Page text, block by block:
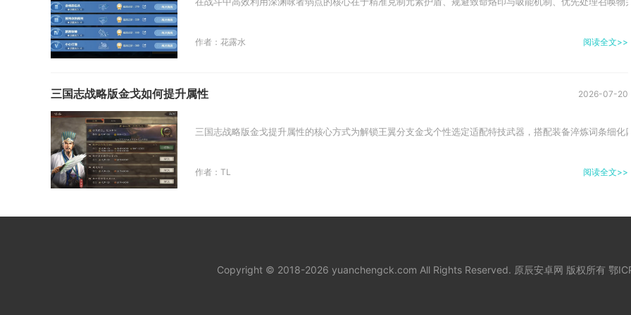
作者：花露水 阅读全文>>
三国志战略版金戈如何提升属性 2026-07-20
三国志战略版金戈提升属性的核心方式为解锁王翼分支金戈个性选定适配特技武器，搭配装备淬炼词条细
作者：TL 阅读全文>>
Copyright © 2018-2026 yuanchengck.com All Rights Reserved. 原辰安卓网 版权所有 鄂